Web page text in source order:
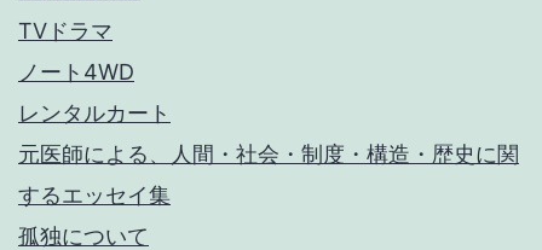
TVドラマ
ノート4WD
レンタルカート
元医師による、人間・社会・制度・構造・歴史に関
するエッセイ集
孤独について